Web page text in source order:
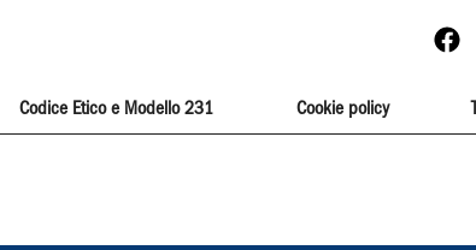
Codice Etico e Modello 231 Cookie policy